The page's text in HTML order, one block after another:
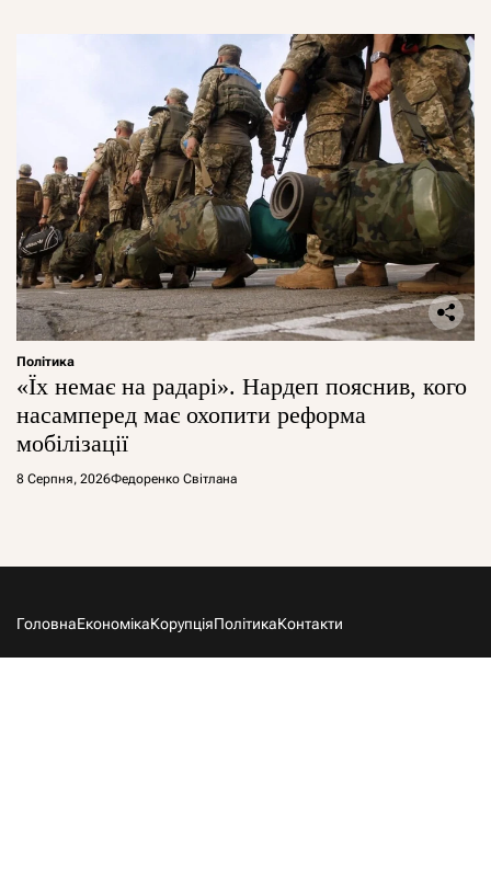
Політика
«Їх немає на радарі». Нардеп пояснив, кого
насамперед має охопити реформа
мобілізації
8 Серпня, 2026Федоренко Світлана
ГоловнаЕкономікаКорупціяПолітикаКонтакти